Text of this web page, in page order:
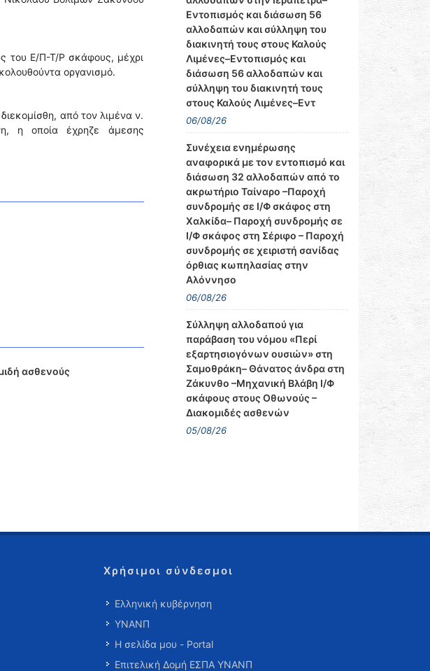
του Ε/Π-Τ/Ρ σκάφους, μέχρι
οργανισμό.
από τον λιμένα ν.
η οποία έχρηζε άμεσης
ασθενούς
Εντοπισμός και διάσωση 56
αλλοδαπών και σύλληψη του
διακινητή τους στους Καλούς
Λιμένες–Εντοπισμός και
διάσωση 56 αλλοδαπών και
σύλληψη του διακινητή τους
στους Καλούς Λιμένες–Εντ
06/08/26
Συνέχεια ενημέρωσης
αναφορικά με τον εντοπισμό και
διάσωση 32 αλλοδαπών από το
ακρωτήριο Ταίναρο –Παροχή
συνδρομής σε Ι/Φ σκάφος στη
Χαλκίδα– Παροχή συνδρομής σε
Ι/Φ σκάφος στη Σέριφο – Παροχή
συνδρομής σε χειριστή σανίδας
όρθιας κωπηλασίας στην
Αλόννησο
06/08/26
Σύλληψη αλλοδαπού για
παράβαση του νόμου «Περί
εξαρτησιογόνων ουσιών» στη
Σαμοθράκη– Θάνατος άνδρα στη
Ζάκυνθο –Μηχανική Βλάβη Ι/Φ
σκάφους στους Οθωνούς –
Διακομιδές ασθενών
05/08/26
Χρήσιμοι σύνδεσμοι
Ελληνική κυβέρνηση
ΥΝΑΝΠ
Η σελίδα μου - Portal
Επιτελική Δομή ΕΣΠΑ ΥΝΑΝΠ